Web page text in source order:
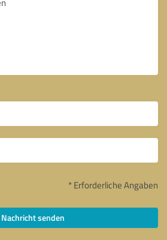
* Erforderliche Angaben
Nachricht senden